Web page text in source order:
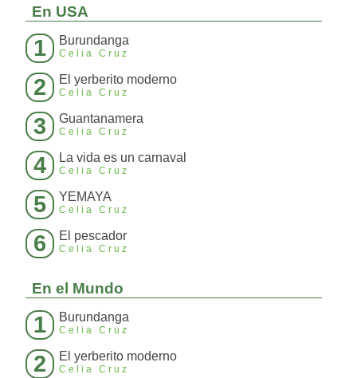
En USA
1 Burundanga
Celia Cruz
2 El yerberito moderno
Celia Cruz
3 Guantanamera
Celia Cruz
4 La vida es un carnaval
Celia Cruz
5 YEMAYA
Celia Cruz
6 El pescador
Celia Cruz
En el Mundo
1 Burundanga
Celia Cruz
2 El yerberito moderno
Celia Cruz